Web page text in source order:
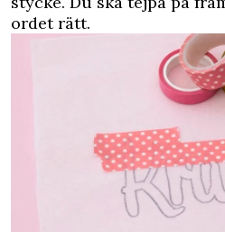
ordet rätt.